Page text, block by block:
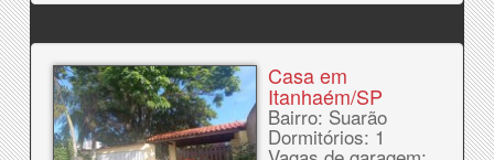
Casa em
Itanhaém/SP
Bairro: Suarão
Dormitórios: 1